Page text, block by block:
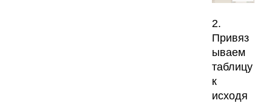
2.
Привяз
ываем
таблицу
к
исходя